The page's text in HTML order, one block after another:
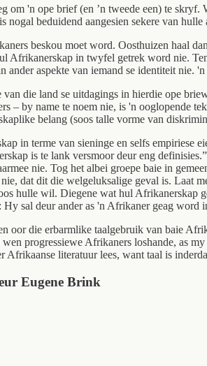
om 'n ope brief (en ’n tweede een) te
beduidend aangesien sekere van
beskou moet word. Oosthuizen haal
Afrikanerskap in twyfel getrek word nie.
aspekte van iemand se identiteit nie.
van die land se uitdagings in hierdie ope
– by name te noem nie, is 'n
belang (soos talle vorme van
in terme van sieninge en selfs empiriese
is te lank versmoor deur eng
nie. Tog het albei groepe baie in
dat dit die welgeluksalige geval is.
hulle wil. Diegene wat hul
sal deur ander as 'n Afrikaner geag word
oor die erbarmlike taalgebruik van baie
progressiewe Afrikaners loshande, as
literatuur lees, want taal is
Eugene Brink